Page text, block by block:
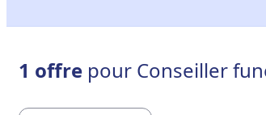
1 offre pour Conseiller